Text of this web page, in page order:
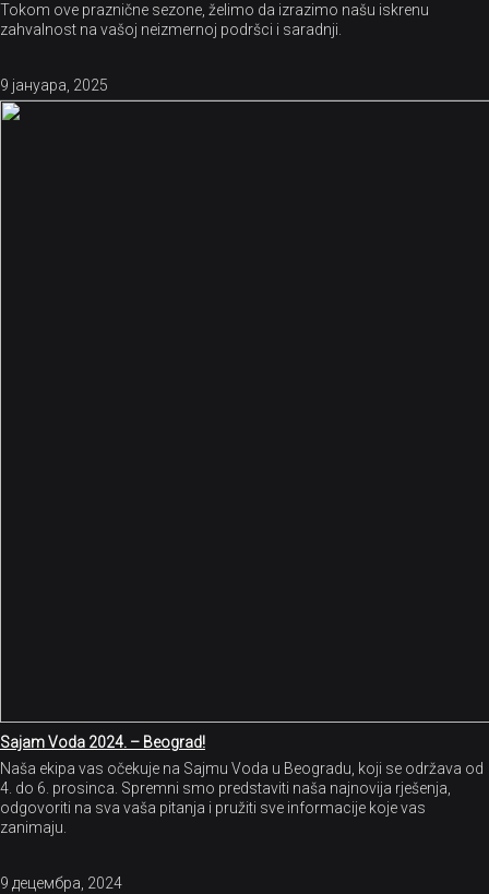
Tokom ove praznične sezone, želimo da izrazimo našu iskrenu
zahvalnost na vašoj neizmernoj podršci i saradnji.
9 јануара, 2025
Sajam Voda 2024. – Beograd!
Naša ekipa vas očekuje na Sajmu Voda u Beogradu, koji se održava od
4. do 6. prosinca. Spremni smo predstaviti naša najnovija rješenja,
odgovoriti na sva vaša pitanja i pružiti sve informacije koje vas
zanimaju.
9 децембра, 2024